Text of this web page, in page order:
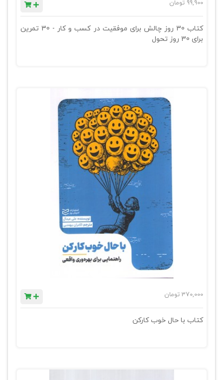
99,900 تومان
کتاب 30 روز چالش برای موفقیت در کسب و کار - 30 تمرین
برای 30 روز تحول
370,000 تومان
کتاب با حال خوب کارکن